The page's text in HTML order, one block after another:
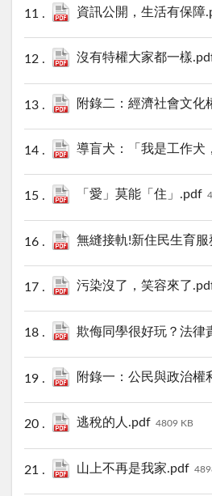
資訊公開，生活有保障
沒有特權大家都一樣
附錄二：經濟社會文化
導盲犬：「我是工作犬
「愛」莫能「住」.pdf
無縫接軌!新住民生育
污染沒了，笑容來了
欺侮同學很好玩？法律
附錄一：公民與政治權
逃稅的人.pdf 4809 KB
山上不再是我家.pdf